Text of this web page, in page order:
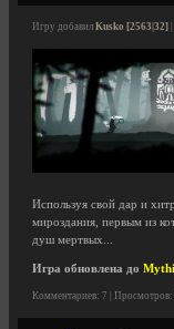
Игру добавил Kusko [2563|32]
Используя свой дар и
мироздания, первым из
душ мертвых...
Игра обновлена до
Комментариев: 7 | Просмотров: